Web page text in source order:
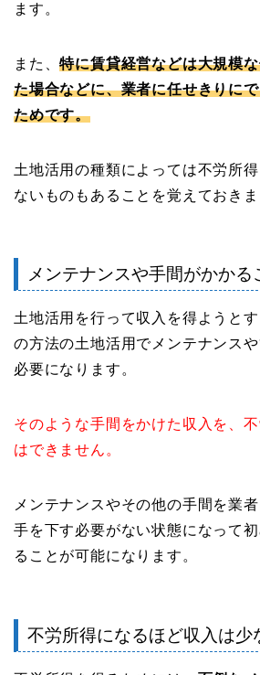
ます。
また、特に賃貸経営などは大規模
た場合などに、業者に任せきりに
ためです。
土地活用の種類によっては不労所
ないものもあることを覚えておきま
メンテナンスや手間がかかる
土地活用を行って収入を得ようと
の方法の土地活用でメンテナンス
必要になります。
そのような手間をかけた収入を、
はできません。
メンテナンスやその他の手間を業
手を下す必要がない状態になって
ることが可能になります。
不労所得になるほど収入は少